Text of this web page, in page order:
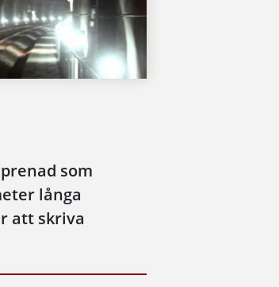
som
långa
att skriva